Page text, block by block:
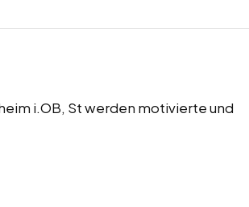
i.OB, St werden motivierte und